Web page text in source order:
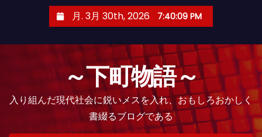
月. 3月 30th, 2026 7:40:10 PM
～下町物語～
入り組んだ現代社会に鋭いメスを入れ、おもしろおかしく
書綴るブログである